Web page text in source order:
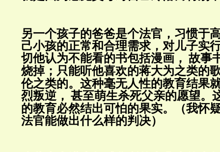
另一个孩子的爸爸是个法官，习惯于
己小孩的正常和合理需求，对儿子实
切他认为不能看的书包括漫画， 故事
烧掉；只能听他喜欢的蒋大为之类的
伦之类的。这种毫无人性的教育结果
烈叛逆， 甚至萌生杀死父亲的愿望。
的教育必然结出可怕的果实。（我怀
法官能做出什么样的判决）